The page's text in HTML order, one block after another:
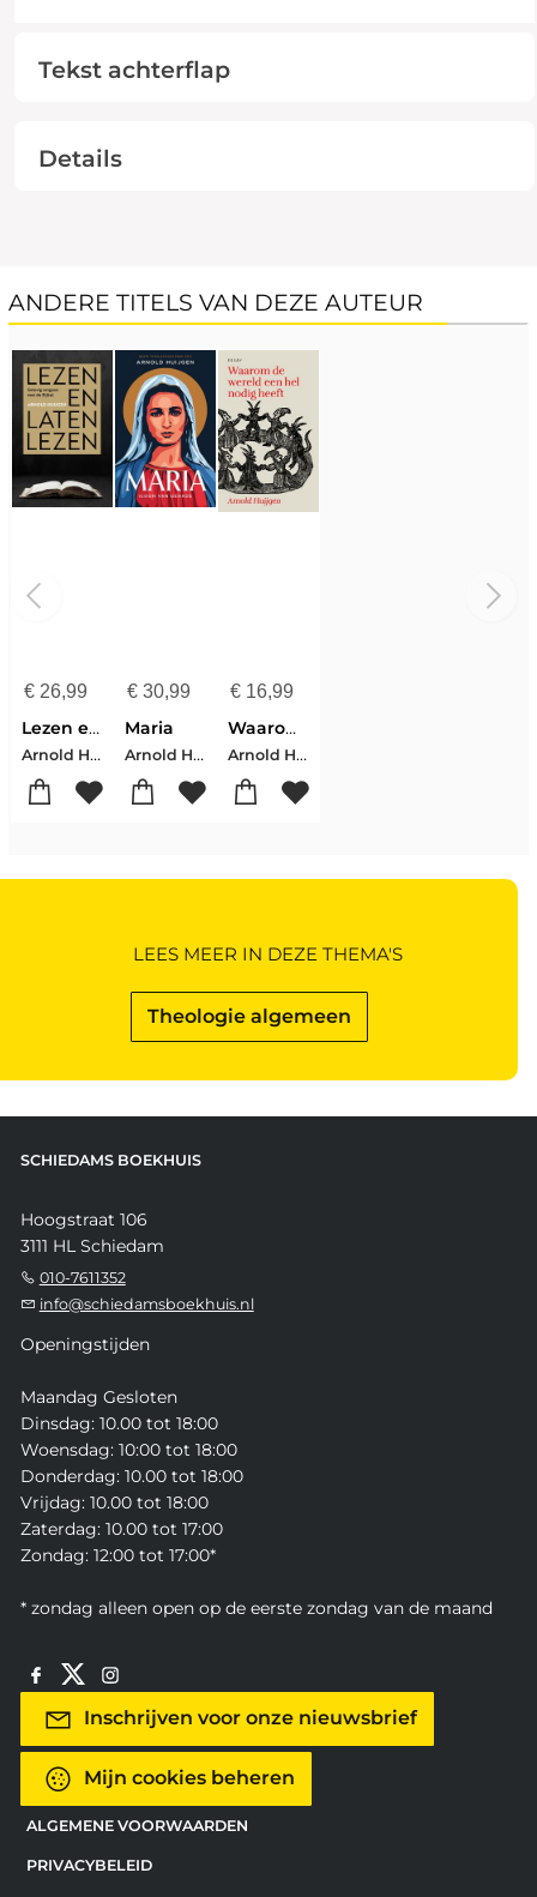
Tekst achterflap
Details
ANDERE TITELS VAN DEZE AUTEUR
€26,99
Lezen en laten lezen
Arnold Huijgen
€30,99
Maria
Arnold Huijgen
€ 16,99
Waarom de wereld een hel nodig heeft
Arnold Huijgen
Theologie algemeen
LEES MEER IN DEZE THEMA'S
SCHIEDAMS BOEKHUIS
Hoogstraat 106
3111 HL Schiedam
010-7611352
info@schiedamsboekhuis.nl
Openingstijden
Maandag Gesloten
Dinsdag: 10.00 tot 18:00
Woensdag: 10:00 tot 18:00
Donderdag: 10.00 tot 18:00
Vrijdag: 10.00 tot 18:00
Zaterdag: 10.00 tot 17:00
Zondag: 12:00 tot 17:00*
* zondag alleen open op de eerste zondag van de maand
Inschrijven voor onze nieuwsbrief
Mijn cookies beheren
ALGEMENE VOORWAARDEN
PRIVACYBELEID